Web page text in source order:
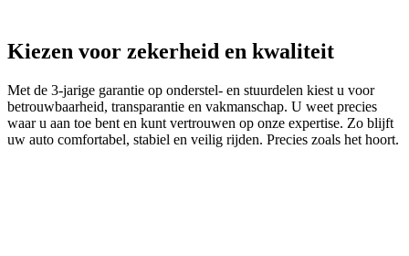
Kiezen voor zekerheid en kwaliteit
Met de 3‑jarige garantie op onderstel- en stuurdelen kiest u voor
betrouwbaarheid, transparantie en vakmanschap. U weet precies
waar u aan toe bent en kunt vertrouwen op onze expertise. Zo blijft
uw auto comfortabel, stabiel en veilig rijden. Precies zoals het hoort.